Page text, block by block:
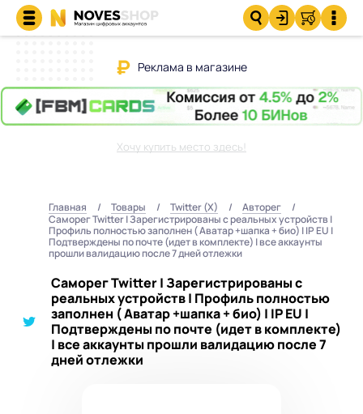
Реклама в магазине
Хочу купить место здесь!
Главная Товары Twitter (X)
Авторег
Саморег Twitter | Зарегистрированы с реальных устройств |
Профиль полностью заполнен ( Аватар +шапка + био) | IP EU |
Подтверждены по почте (идет в комплекте) | все аккаунты
прошли валидацию после 7 дней отлежки
Саморег Twitter | Зарегистрированы с
реальных устройств | Профиль полностью
заполнен ( Аватар +шапка + био) | IP EU |
Подтверждены по почте (идет в комплекте)
| все аккаунты прошли валидацию после 7
дней отлежки